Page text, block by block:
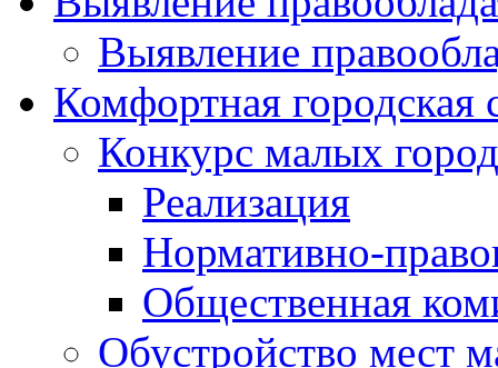
Выявление
Комфортная городская
Конкурс малых
Реализация
Нормативно-
Общественная
Обустройство мест